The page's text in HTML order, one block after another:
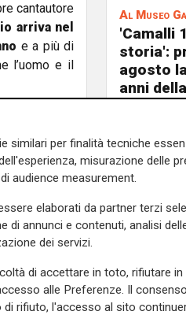
cantautore
arriva nel
e a più di
l’uomo e il
le vacanze
era stato
al
con 'La
musica di
copertina del
Bianca. Un
dalle date
filatelico
e simbolo
Al Museo
'Camalli
storia':
agosto
anni
similari per finalità tecniche
misurazione delle
audience measurement.
elaborati da partner terzi
di annunci e contenuti, analisi
dei servizi.
di accettare in toto, rifiutare
alle Preferenze. Il
rifiuto, l'accesso al sito